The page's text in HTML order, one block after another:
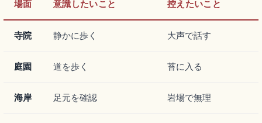
場面 意識したいこと 控えたいこと
寺院 静かに歩く 大声で話す
庭園 道を歩く 苔に入る
海岸 足元を確認 岩場で無理